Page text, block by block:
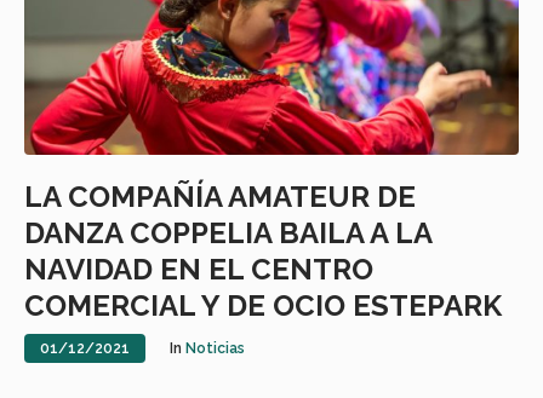
LA COMPAÑÍA AMATEUR DE
DANZA COPPELIA BAILA A LA
NAVIDAD EN EL CENTRO
COMERCIAL Y DE OCIO ESTEPARK
01/12/2021 In Noticias